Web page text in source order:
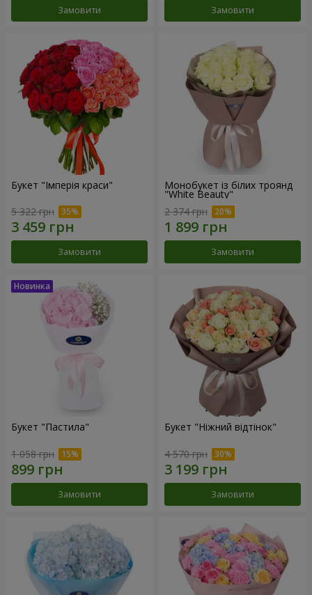
Замовити Замовити
Букет "Імперія краси"
5 322 грн
Замовити
Монобукет із білих троянд
"White Beauty"
2 374 грн
Замовити
Букет "Пастила"
1 058 грн
Замовити
Букет "Ніжний відтінок"
4 570 грн
Замовити